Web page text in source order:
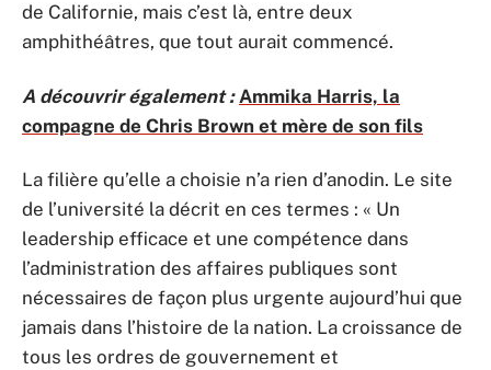
de Californie, mais c’est là, entre deux
amphithéâtres, que tout aurait commencé.
A découvrir également : Ammika Harris, la
compagne de Chris Brown et mère de son fils
La filière qu’elle a choisie n’a rien d’anodin. Le site
de l’université la décrit en ces termes : « Un
leadership efficace et une compétence dans
l’administration des affaires publiques sont
nécessaires de façon plus urgente aujourd’hui que
jamais dans l’histoire de la nation. La croissance de
tous les ordres de gouvernement et